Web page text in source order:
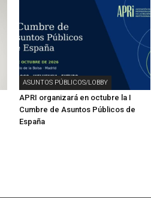
ASUNTOS PÚBLICOS/LOBBY
APRI organizará en octubre la I
Cumbre de Asuntos Públicos de
España